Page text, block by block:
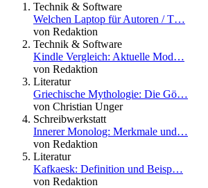
Technik & Software
Welchen Laptop für Autoren / T…
von Redaktion
Technik & Software
Kindle Vergleich: Aktuelle Mod…
von Redaktion
Literatur
Griechische Mythologie: Die Gö…
von Christian Unger
Schreibwerkstatt
Innerer Monolog: Merkmale und…
von Redaktion
Literatur
Kafkaesk: Definition und Beisp…
von Redaktion